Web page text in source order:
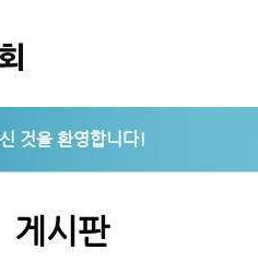
게시판